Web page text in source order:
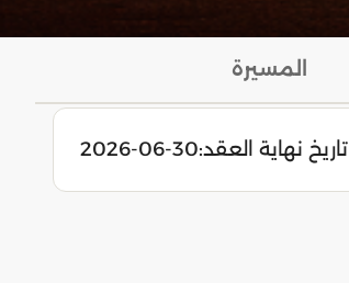
المسيرة
تاريخ نهاية العقد:2026-06-30